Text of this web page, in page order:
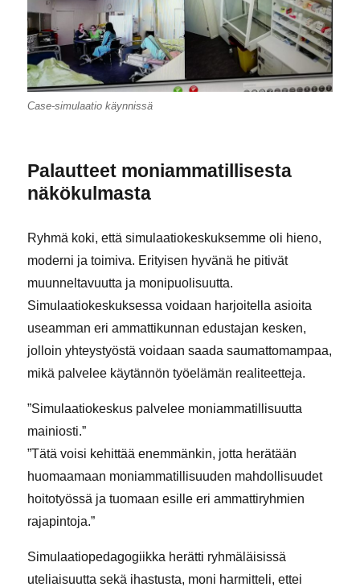
Case-simulaatio käynnissä
Palautteet moniammatillisesta
näkökulmasta
Ryhmä koki, että simulaatiokeskuksemme oli hieno,
moderni ja toimiva. Erityisen hyvänä he pitivät
muunneltavuutta ja monipuolisuutta.
Simulaatiokeskuksessa voidaan harjoitella asioita
useamman eri ammattikunnan edustajan kesken,
jolloin yhteystyöstä voidaan saada saumattomampaa,
mikä palvelee käytännön työelämän realiteetteja.
”Simulaatiokeskus palvelee moniammatillisuutta
mainiosti.”
”Tätä voisi kehittää enemmänkin, jotta herätään
huomaamaan moniammatillisuuden mahdollisuudet
hoitotyössä ja tuomaan esille eri ammattiryhmien
rajapintoja.”
Simulaatiopedagogiikka herätti ryhmäläisissä
uteliaisuutta sekä ihastusta, moni harmitteli, ettei